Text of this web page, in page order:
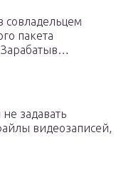
совладельцем
пакета
задавать
видеозаписей,